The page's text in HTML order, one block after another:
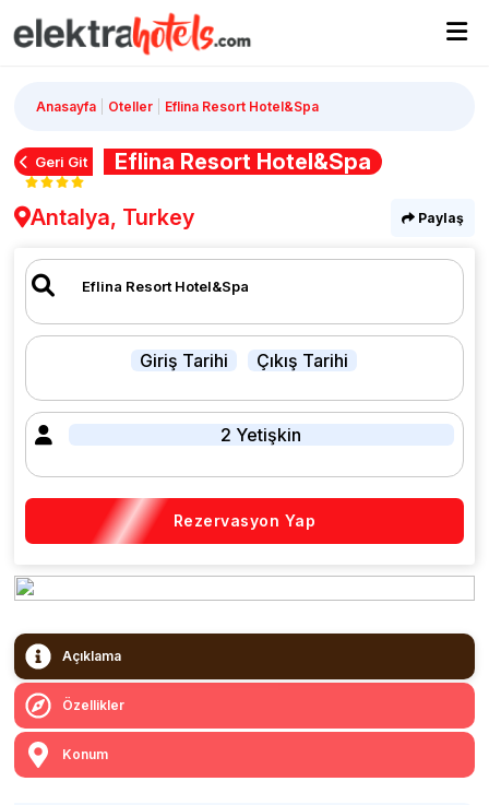
Anasayfa Oteller Eflina Resort Hotel&Spa
Geri Git Eflina Resort Hotel&Spa
Antalya, Turkey Paylaş
Giriş Tarihi Çıkış Tarihi
2 Yetişkin
Rezervasyon Yap
Açıklama
Özellikler
Konum